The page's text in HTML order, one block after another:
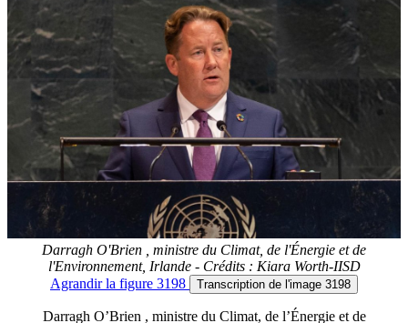
Darragh O'Brien , ministre du Climat, de l'Énergie et de
l'Environnement, Irlande - Crédits : Kiara Worth-IISD
Agrandirla figure 3198 Transcription de l'image 3198
Darragh O’Brien , ministre du Climat, de l’Énergie et de